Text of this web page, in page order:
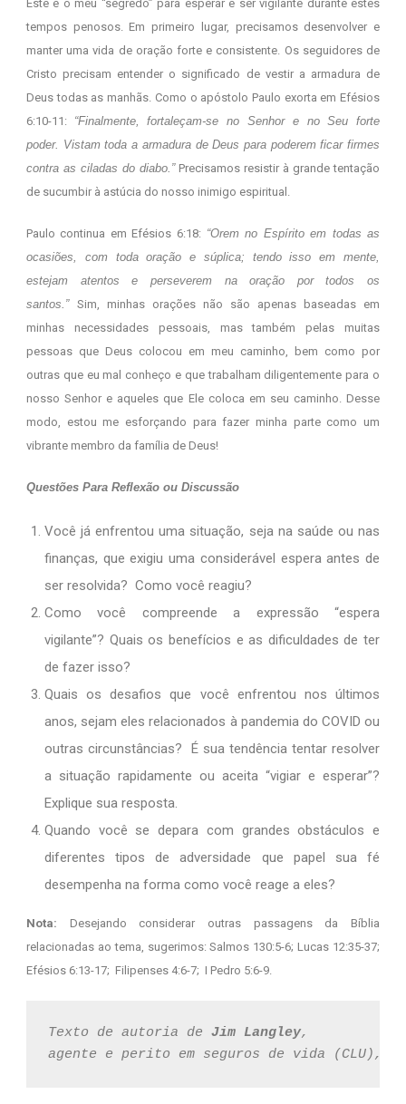
Este é o meu “segredo” para esperar e ser vigilante durante estes
tempos penosos. Em primeiro lugar, precisamos desenvolver e
manter uma vida de oração forte e consistente. Os seguidores de
Cristo precisam entender o significado de vestir a armadura de
Deus todas as manhãs. Como o apóstolo Paulo exorta em Efésios
6:10-11: “Finalmente, fortaleçam-se no Senhor e no Seu forte
poder. Vistam toda a armadura de Deus para poderem ficar firmes
contra as ciladas do diabo.” Precisamos resistir à grande tentação
de sucumbir à astúcia do nosso inimigo espiritual.
Paulo continua em Efésios 6:18: “Orem no Espírito em todas as
ocasiões, com toda oração e súplica; tendo isso em mente,
estejam atentos e perseverem na oração por todos os
santos.” Sim, minhas orações não são apenas baseadas em
minhas necessidades pessoais, mas também pelas muitas
pessoas que Deus colocou em meu caminho, bem como por
outras que eu mal conheço e que trabalham diligentemente para o
nosso Senhor e aqueles que Ele coloca em seu caminho. Desse
modo, estou me esforçando para fazer minha parte como um
vibrante membro da família de Deus!
Questões Para Reflexão ou Discussão
Você já enfrentou uma situação, seja na saúde ou nas
finanças, que exigiu uma considerável espera antes de
ser resolvida? Como você reagiu?
Como você compreende a expressão “espera
vigilante”? Quais os benefícios e as dificuldades de ter
de fazer isso?
Quais os desafios que você enfrentou nos últimos
anos, sejam eles relacionados à pandemia do COVID ou
outras circunstâncias? É sua tendência tentar resolver
a situação rapidamente ou aceita “vigiar e esperar”?
Explique sua resposta.
Quando você se depara com grandes obstáculos e
diferentes tipos de adversidade que papel sua fé
desempenha na forma como você reage a eles?
Nota: Desejando considerar outras passagens da Bíblia
relacionadas ao tema, sugerimos: Salmos 130:5-6; Lucas 12:35-37;
Efésios 6:13-17; Filipenses 4:6-7; I Pedro 5:6-9.
Texto de autoria de Jim Langley,
agente e perito em seguros de vida (CLU),